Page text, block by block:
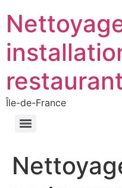
Île-de-France